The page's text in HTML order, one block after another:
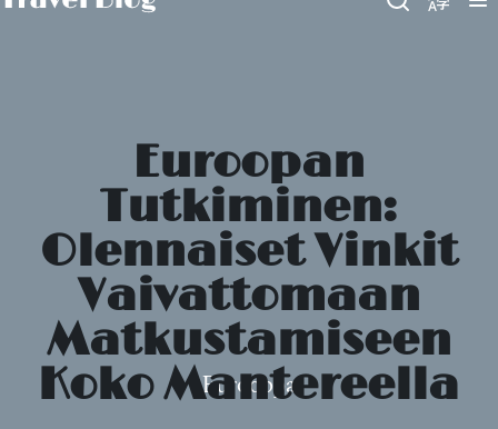
Euroopan
Tutkiminen:
Olennaiset Vinkit
Vaivattomaan
Matkustamiseen
Koko Mantereella
Eurooppa